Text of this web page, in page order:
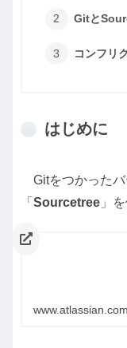
Gitと
コンフリ
はじめに
Gitをつかったバ
「 Sourcetree 」
www.atlassian.com